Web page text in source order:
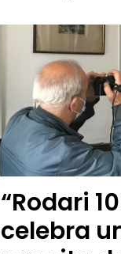
“Rodari
celebra